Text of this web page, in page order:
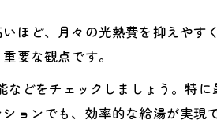
ほど、月々の光熱費を抑えやす
要な観点です。
どをチェックしましょう。特に
ョンでも、効率的な給湯が実現で